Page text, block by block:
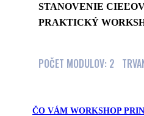
STANOVENIE
PRAKTICKÝ
POČET MODULOV: 2
ČO VÁM WORKSHOP